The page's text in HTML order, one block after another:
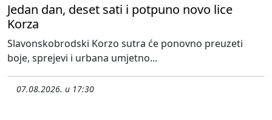
Jedan dan, deset sati i potpuno novo lice
Korza
Slavonskobrodski Korzo sutra će ponovno preuzeti
boje, sprejevi i urbana umjetno...
07.08.2026. u 17:30